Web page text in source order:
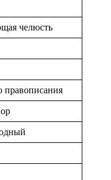
челюсть
правописания